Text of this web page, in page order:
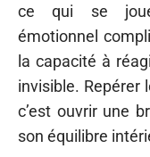
ce qui se
émotionnel
la capacité à
invisible. Repérer
c’est ouvrir une
son équilibre